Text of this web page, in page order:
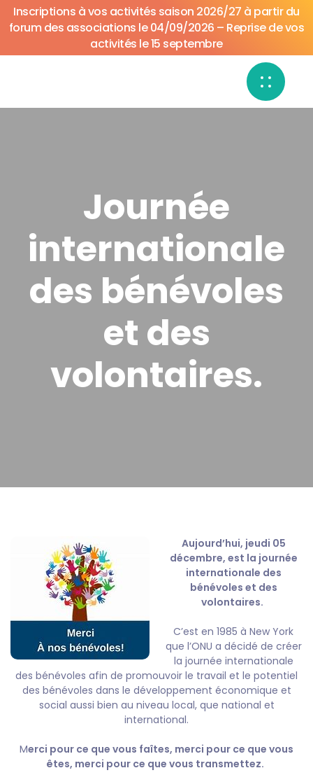
Inscriptions à vos activités saison 2026/27 à partir du
forum des associations le 04/09/2026 – Reprise de vos
activités le 15 septembre
Journée
internationale
des bénévoles
et des
volontaires.
Aujourd’hui, jeudi 05
décembre, est la journée
internationale des
bénévoles et des
volontaires.
C’est en 1985 à New York
que l’ONU a décidé de créer
la journée internationale
des bénévoles afin de promouvoir le travail et le potentiel
des bénévoles dans le développement économique et
social aussi bien au niveau local, que national et
international.
Merci pour ce que vous faîtes, merci pour ce que vous
êtes, merci pour ce que vous transmettez.